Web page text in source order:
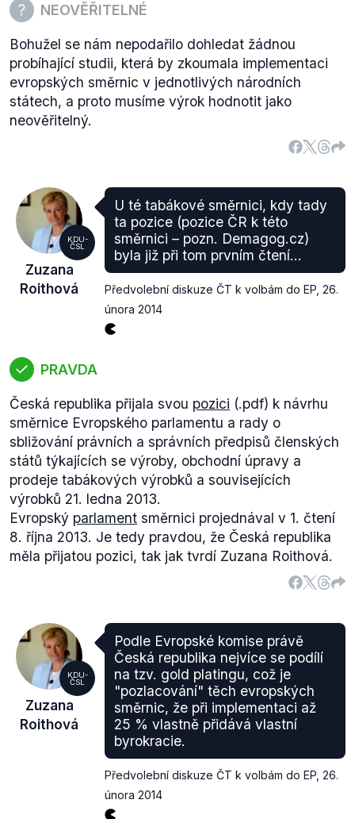
NEOVĚŘITELNÉ
Bohužel se nám nepodařilo dohledat žádnou
probíhající studii, která by zkoumala implementaci
evropských směrnic v jednotlivých národních
státech, a proto musíme výrok hodnotit jako
neověřitelný.
KDU-
ČSL
Zuzana
Roithová
U té tabákové směrnici, kdy tady
ta pozice (pozice ČR k této
směrnici – pozn. Demagog.cz)
byla již při tom prvním čtení...
Předvolební diskuze ČT k volbám do EP 26.
února 2014
PRAVDA
Česká republika přijala svou pozici (.pdf) k návrhu
směrnice Evropského parlamentu a rady o
sbližování právních a správních předpisů členských
států týkajících se výroby, obchodní úpravy a
prodeje tabákových výrobků a souvisejících
výrobků 21. ledna 2013.
Evropský parlament směrnici projednával v 1. čtení
8. října 2013. Je tedy pravdou, že Česká republika
měla přijatou pozici, tak jak tvrdí Zuzana Roithová.
KDU-
ČSL
Zuzana
Roithová
Podle Evropské komise právě
Česká republika nejvíce se podílí
na tzv. gold platingu, což je
"pozlacování" těch evropských
směrnic, že při implementaci až
25 % vlastně přidává vlastní
byrokracie.
Předvolební diskuze ČT k volbám do EP 26.
února 2014